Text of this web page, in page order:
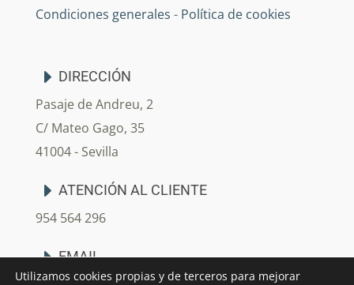
Condiciones generales - Política de cookies
DIRECCIÓN
Pasaje de Andreu, 2
C/ Mateo Gago, 35
41004 - Sevilla
ATENCIÓN AL CLIENTE
954 564 296
EMAIL
Utilizamos cookies propias y de terceros para mejorar